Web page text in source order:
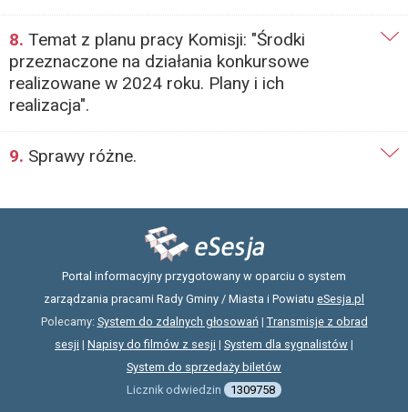
8. Temat z planu pracy Komisji: "Środki
przeznaczone na działania konkursowe
realizowane w 2024 roku. Plany i ich
realizacja".
9. Sprawy różne.
Portal informacyjny przygotowany w oparciu o system
zarządzania pracami Rady Gminy / Miasta i Powiatu eSesja.pl
Polecamy: System do zdalnych głosowań| Transmisje z obrad
sesji | Napisy do filmów z sesji | System dla sygnalistów |
System do sprzedaży biletów
Licznik odwiedzin
1309758